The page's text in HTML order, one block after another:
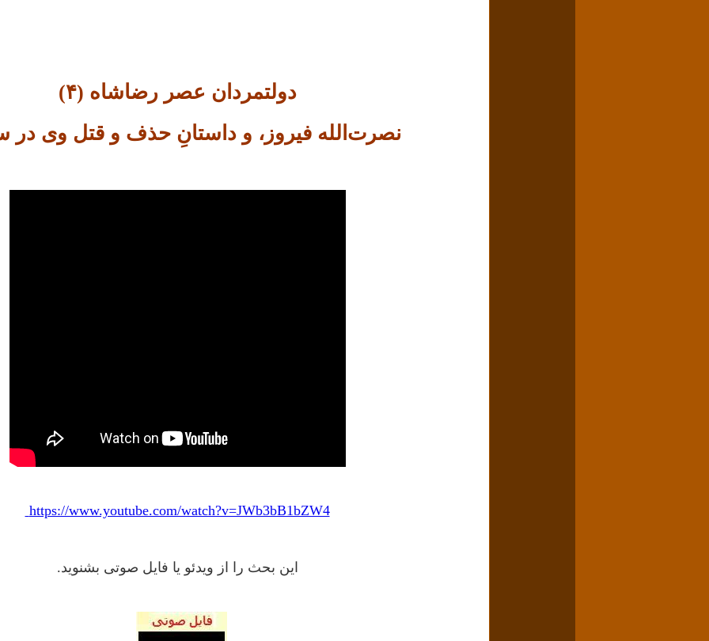
دولتمردان عصر رضاشاه (۴)
نصرت‌الله فیروز، و داستانِ حذف و قتل وی در
https://www.youtube.com/watch?v=JWb3bB1bZW4
این بحث را از ویدئو یا فایل صوتی بشنوید.